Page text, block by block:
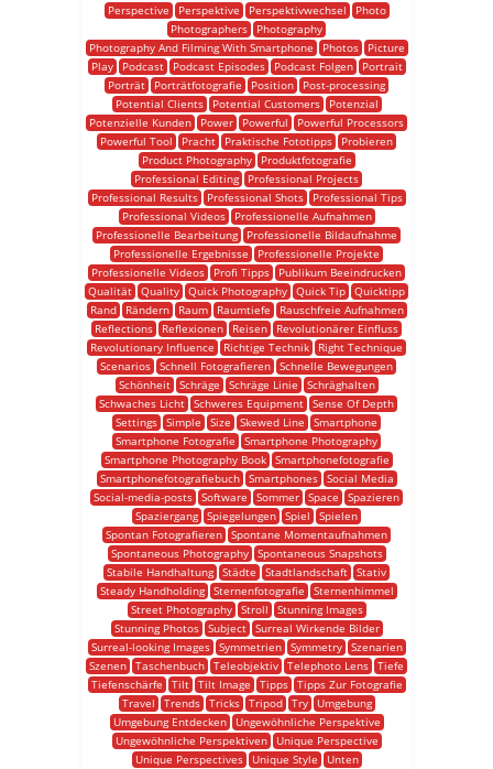
Perspective
Perspektive Perspektivwechsel
Photo
Photographers
Photography
Photography And Filming With Smartphone
Photos
Picture
Play
Podcast Podcast Episodes Podcast Folgen
Portrait
Porträt
Porträtfotografie Position
Post-processing
Potential Clients
Potential Customers
Potenzial
Potenzielle Kunden
Power Powerful
Powerful Processors
Powerful Tool
Pracht Praktische Fototipps
Probieren
Product Photography
Produktfotografie
Professional Editing
Professional Projects
Professional Results
Professional Shots
Professional Tips
Professional Videos
Professionelle Aufnahmen
Professionelle Bearbeitung
Professionelle Bildaufnahme
Professionelle Ergebnisse
Professionelle Projekte
Professionelle Videos
Profi Tipps
Publikum Beeindrucken
Qualität Quality Quick Photography Quick Tip Quicktipp
Rand
Rändern Raum Raumtiefe
Rauschfreie Aufnahmen
Reflections
Reflexionen Reisen
Revolutionärer Einfluss
Revolutionary Influence
Richtige Technik
Right Technique
Scenarios Schnell Fotografieren Schnelle Bewegungen
Schönheit
Schräge Schräge Linie
Schräghalten
Schwaches Licht Schweres Equipment Sense Of Depth
Settings Simple Size Skewed Line
Smartphone
Smartphone Fotografie
Smartphone Photography
Smartphone Photography Book
Smartphonefotografie
Smartphonefotografiebuch
Smartphones
Social Media
Social-media-posts Software Sommer Space
Spazieren
Spaziergang Spiegelungen Spiel
Spielen
Spontan Fotografieren Spontane Momentaufnahmen
Spontaneous Photography
Spontaneous Snapshots
Stabile Handhaltung Städte Stadtlandschaft Stativ
Steady Handholding
Sternenfotografie
Sternenhimmel
Street Photography
Stroll
Stunning Images
Stunning Photos
Subject
Surreal Wirkende Bilder
Surreal-looking Images
Symmetrien Symmetry
Szenarien
Szenen Taschenbuch Teleobjektiv Telephoto Lens Tiefe
Tiefenschärfe
Tilt Tilt Image Tipps
Tipps Zur Fotografie
Travel
Trends Tricks Tripod Try
Umgebung
Umgebung Entdecken
Ungewöhnliche Perspektive
Ungewöhnliche Perspektiven
Unique Perspective
Unique Perspectives
Unique Style
Unten